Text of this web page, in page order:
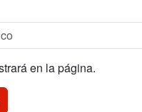
en la página.